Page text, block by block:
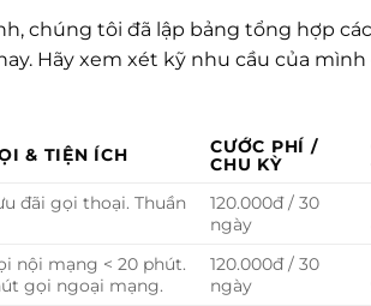
chúng tôi đã lập bảng tổng hợp
Hãy xem xét kỹ nhu cầu của mình
& TIỆN ÍCH
CƯỚC PHÍ /
CHU KỲ
đãi gọi thoại. Thuần
120.000đ / 30
ngày
nội mạng < 20 phút.
gọi ngoại mạng.
120.000đ / 30
ngày